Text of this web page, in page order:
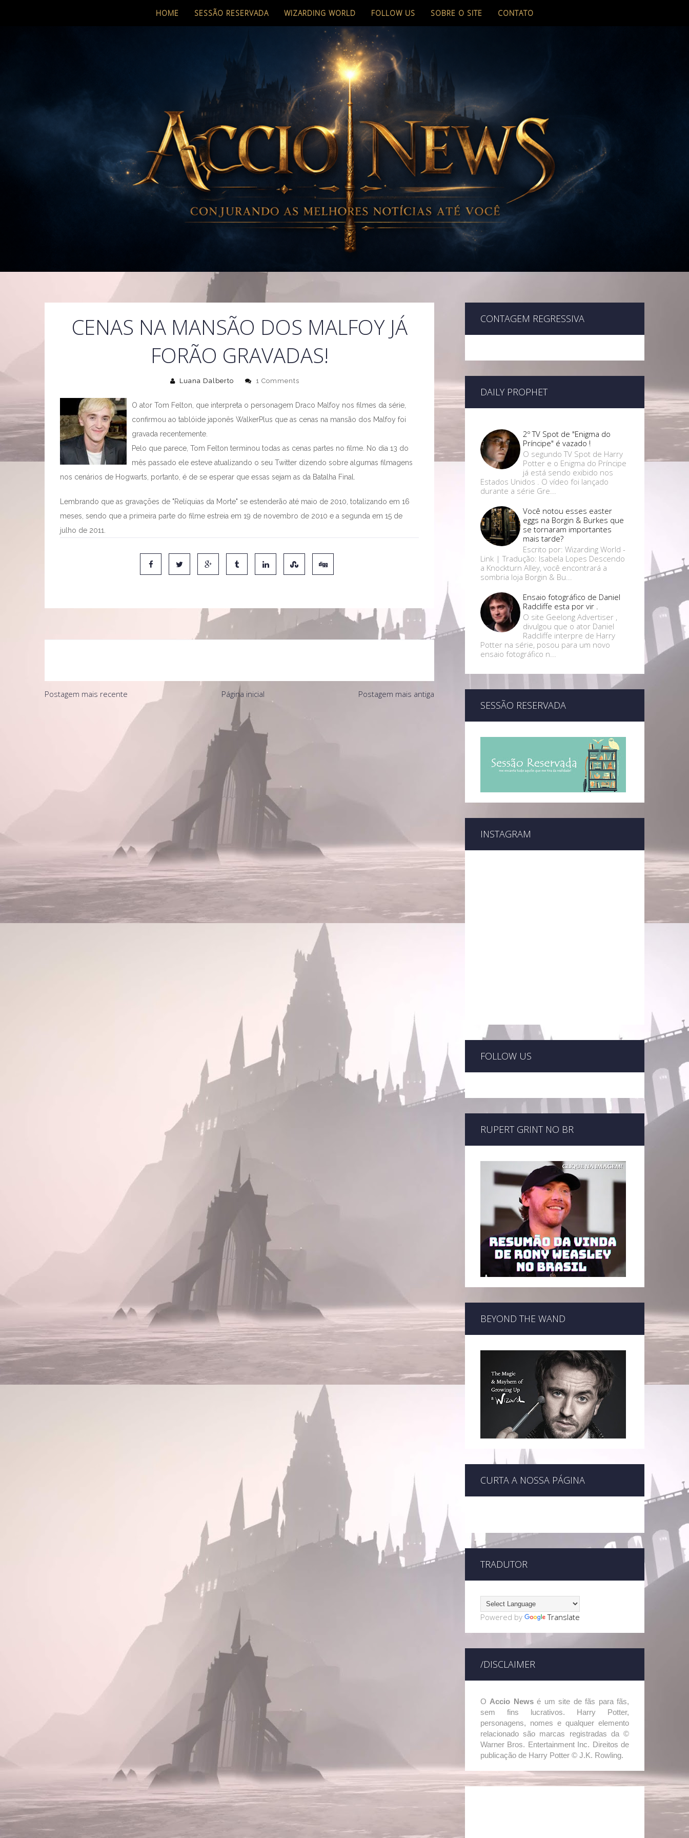
HOME SESSÃO RESERVADA WIZARDING WORLD FOLLOW US SOBRE O SITE CONTATO
CENAS NA MANSÃO DOS MALFOY JÁ
FORÃO GRAVADAS!
Luana Dalberto 1 Comments
O ator Tom Felton, que interpreta o personagem Draco Malfoy nos filmes da série,
confirmou ao tablóide japonês WalkerPlus que as cenas na mansão dos Malfoy foi
gravada recentemente.
Pelo que parece, Tom Felton terminou todas as cenas partes no filme. No dia 13 do
mês passado ele esteve atualizando o seu Twitter dizendo sobre algumas filmagens
nos cenários de Hogwarts, portanto, é de se esperar que essas sejam as da Batalha Final.
Lembrando que as gravações de "Relíquias da Morte" se estenderão até maio de 2010, totalizando em 16
meses, sendo que a primeira parte do filme estreia em 19 de novembro de 2010 e a segunda em 15 de
julho de 2011.
Postagem mais recente Postagem mais antiga
Página inicial
CONTAGEM REGRESSIVA
DAILY PROPHET
2º TV Spot de "Enigma do
Príncipe" é vazado !
O segundo TV Spot de Harry
Potter e o Enigma do Príncipe
já está sendo exibido nos
Estados Unidos . O vídeo foi lançado
durante a série Gre...
Você notou esses easter
eggs na Borgin & Burkes que
se tornaram importantes
mais tarde?
Escrito por: Wizarding World -
Link | Tradução: Isabela Lopes Descendo
a Knockturn Alley, você encontrará a
sombria loja Borgin & Bu...
Ensaio fotográfico de Daniel
Radcliffe esta por vir .
O site Geelong Advertiser ,
divulgou que o ator Daniel
Radcliffe interpre de Harry
Potter na série, posou para um novo
ensaio fotográfico n...
SESSÃO RESERVADA
INSTAGRAM
FOLLOW US
RUPERT GRINT NO BR
BEYOND THE WAND
CURTA A NOSSA PÁGINA
TRADUTOR
Powered by Translate
/DISCLAIMER
O Accio Newsé um site de fãs para fãs,
sem fins lucrativos. Harry Potter,
personagens, nomes e qualquer elemento
relacionado são marcas registradas da ©
Warner Bros. Entertainment Inc. Direitos de
publicação de Harry Potter © J.K. Rowling.